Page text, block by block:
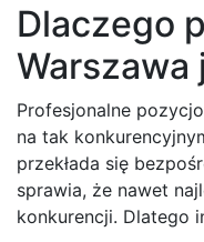
Dlaczego
Profesjonalne
na tak
przekłada się
sprawia, że nawet
konkurencji. Dlatego